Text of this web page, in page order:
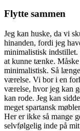
Flytte sammen
Jeg kan huske, da vi
hinanden, fordi jeg
minimalistisk indstillet.
at kunne tænke.
minimalistisk. Så
værelse. Vi bor i en
værelse, hvor jeg kan
kan rode. Jeg kan
meget spartansk
Her er ikke så mange
selvfølgelig inde på